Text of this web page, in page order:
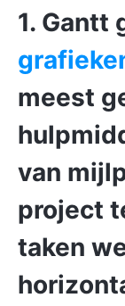
1. Gantt
meest
van
project
taken